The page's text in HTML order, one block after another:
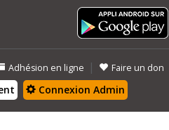
Adhésion en ligne | Faire un don
Connexion Admin